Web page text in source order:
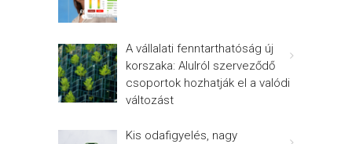
A vállalati fenntarthatóság új
korszaka: Alulról szerveződő
csoportok hozhatják el a valódi
változást
Kis odafigyelés, nagy